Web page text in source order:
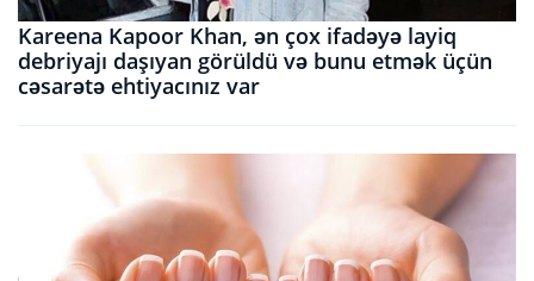
Kareena Kapoor Khan, ən çox ifadəyə layiq
debriyajı daşıyan görüldü və bunu etmək üçün
cəsarətə ehtiyacınız var